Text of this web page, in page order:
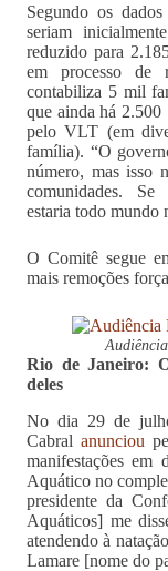
Segundo os
seriam
reduzido para
em processo de
contabiliza 5 mil
que ainda há
pelo VLT (em
família). “O
número, mas isso
comunidades.
estaria todo
O Comitê segue
mais remoções
Rio de Janeiro:
deles
No dia 29 de
Cabralanunciou
manifestações em
Aquático no
presidente da
Aquáticos] me
atendendo à
Lamare [nome do